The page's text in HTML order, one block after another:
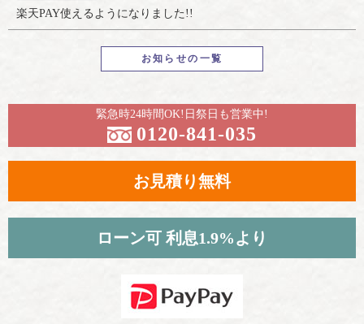
楽天PAY使えるようになりました!!
お知らせの一覧
緊急時24時間OK!日祭日も営業中!
0120-841-035
お見積り無料
ローン可 利息1.9%より